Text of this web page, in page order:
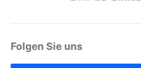
Folgen Sie uns